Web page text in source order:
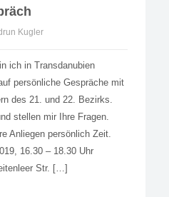
Kugler
ich in Transdanubien
persönliche Gespräche mit
des 21. und 22. Bezirks.
stellen mir Ihre Fragen.
Anliegen persönlich Zeit.
16.30 – 18.30 Uhr
Str. […]